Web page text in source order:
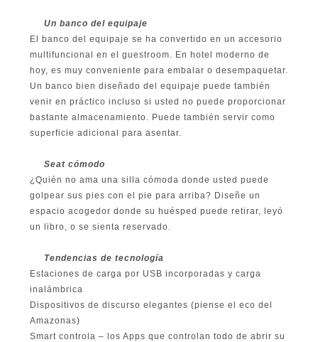
Un banco del equipaje
El banco del equipaje se ha convertido en un accesorio
multifuncional en el guestroom. En hotel moderno de
hoy, es muy conveniente para embalar o desempaquetar.
Un banco bien diseñado del equipaje puede también
venir en práctico incluso si usted no puede proporcionar
bastante almacenamiento. Puede también servir como
superficie adicional para asentar.
Seat cómodo
¿Quién no ama una silla cómoda donde usted puede
golpear sus pies con el pie para arriba? Diseñe un
espacio acogedor donde su huésped puede retirar, leyó
un libro, o se sienta reservado.
Tendencias de tecnología
Estaciones de carga por USB incorporadas y carga
inalámbrica
Dispositivos de discurso elegantes (piense el eco del
Amazonas)
Smart controla – los Apps que controlan todo de abrir su